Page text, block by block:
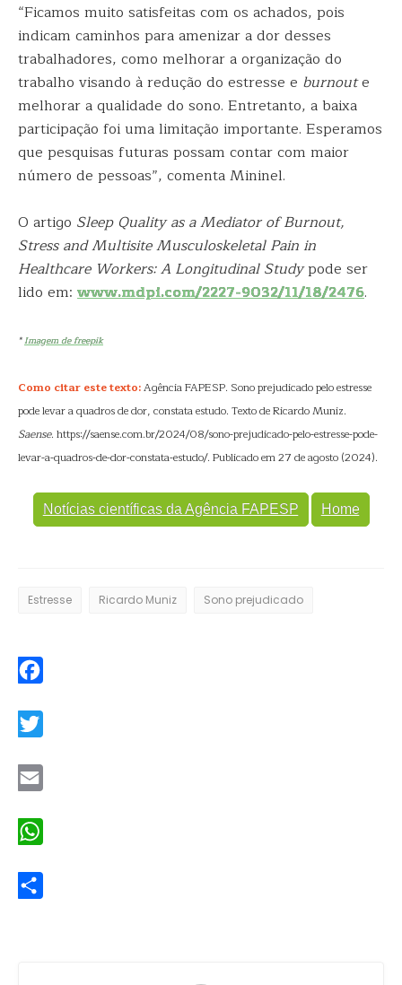
“Ficamos muito satisfeitas com os achados, pois
indicam caminhos para amenizar a dor desses
trabalhadores, como melhorar a organização do
trabalho visando à redução do estresse e burnoute
melhorar a qualidade do sono. Entretanto, a baixa
participação foi uma limitação importante. Esperamos
que pesquisas futuras possam contar com maior
número de pessoas”, comenta Mininel.
O artigo Sleep Quality as a Mediator of Burnout,
Stress and Multisite Musculoskeletal Pain in
Healthcare Workers: A Longitudinal Studypode ser
lido em: www.mdpi.com/2227-9032/11/18/2476.
*Imagem de freepik
Como citar este texto:Agência FAPESP. Sono prejudicado pelo estresse
pode levar a quadros de dor, constata estudo. Texto de Ricardo Muniz.
Saense. https://saense.com.br/2024/08/sono-prejudicado-pelo-estresse-pode-
levar-a-quadros-de-dor-constata-estudo/. Publicado em 27 de agosto (2024).
Notícias científicas da Agência FAPESP Home
Estresse Ricardo Muniz Sono prejudicado